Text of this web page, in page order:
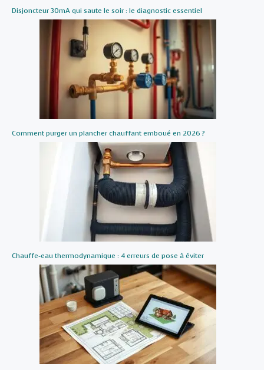
Disjoncteur 30mA qui saute le soir : le diagnostic essentiel
Comment purger un plancher chauffant emboué en 2026 ?
Chauffe-eau thermodynamique : 4 erreurs de pose à éviter